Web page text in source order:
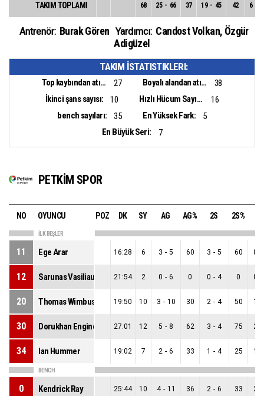
TAKIM TOPLAMI 68 25 - 66 37 19 - 45 42 6
Antrenör: Burak Gören Yardımcı: Candost Volkan, Özgür
Adigüzel
TAKIM İSTATISTIKLERI:
Top kaybından atılan sayı: 27 Boyalı alandan atılan sayı:
38
İkinci şans sayısı:
10 Hızlı Hücum Sayısı:
16
bench sayıları:
35 En Yüksek Fark:
5
En Büyük Seri:
7
PETKİM SPOR
NO OYUNCU POZ DK SY AG AG% 2S 2S%
İLK BEŞLER
11 Ege Arar 16:28 6 3 - 5 60 3 - 5 60 0
12 Sarunas Vasiliauskas 21:54 2 0 - 6 0 0 - 4 0 0
20 Thomas Wimbush 19:50 10 3 - 10 30 2 - 4 50 1
30 Dorukhan Engindeniz 27:01 12 5 - 8 62 3 - 4 75 2
34 Ian Hummer 19:02 7 2 - 6 33 1 - 4 25 1
BENCH
0 Kendrick Ray 25:44 10 4 - 11 36 2 - 6 33 2